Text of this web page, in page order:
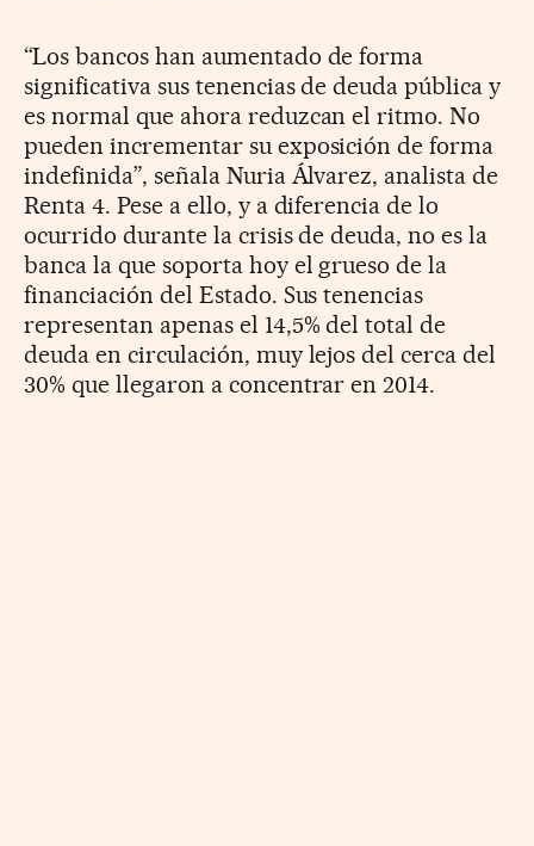
“Los bancos han aumentado de forma
significativa sus tenencias de deuda pública y
es normal que ahora reduzcan el ritmo. No
pueden incrementar su exposición de forma
indefinida”, señala Nuria Álvarez, analista de
Renta 4. Pese a ello, y a diferencia de lo
ocurrido durante la crisis de deuda, no es la
banca la que soporta hoy el grueso de la
financiación del Estado. Sus tenencias
representan apenas el 14,5% del total de
deuda en circulación, muy lejos del cerca del
30% que llegaron a concentrar en 2014.